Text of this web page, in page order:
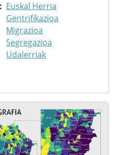
Euskal Herria
Gentrifikazioa
Migrazioa
Segregazioa
Udalerriak